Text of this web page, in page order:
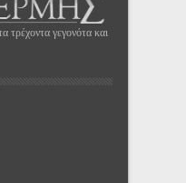
τρέχοντα γεγονότα και